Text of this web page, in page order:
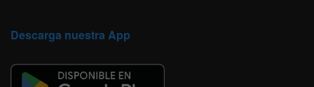
Descarga nuestra App